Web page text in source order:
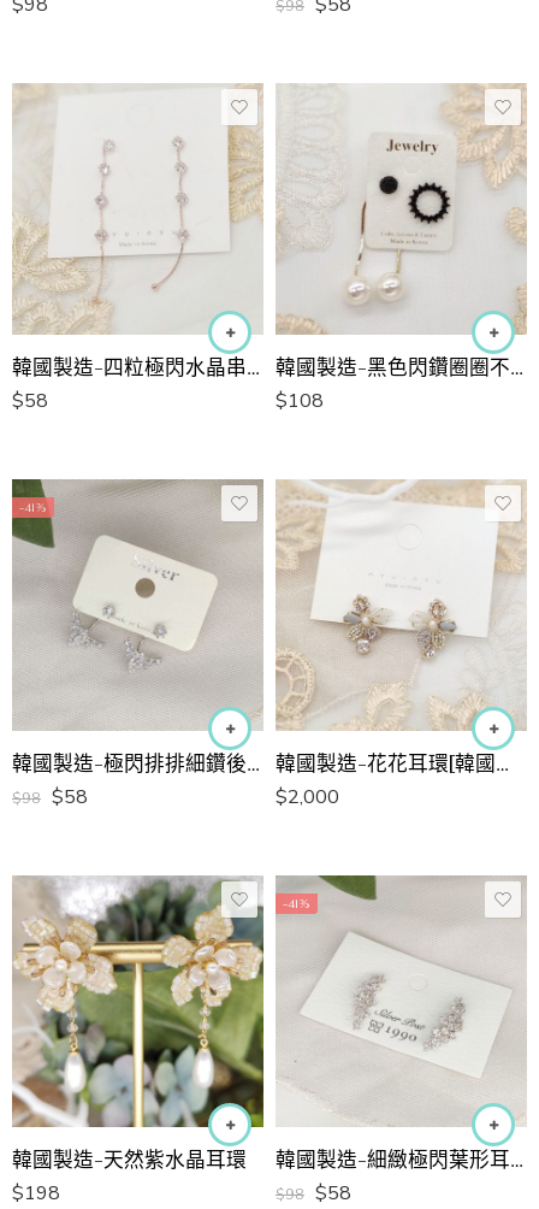
$98
韓國製造-四粒極閃水晶串串長耳環
$58
韓國製造-黑色閃鑽圈圈不對稱珍珠長耳環
$108
-41%
韓國製造-極閃排排細鑽後置設計耳環
$98 $58
韓國製造-花花耳環[韓國手工耳環]
$2,000
韓國製造-天然紫水晶耳環
$198
-41%
韓國製造-細緻極閃葉形耳環
$98 $58